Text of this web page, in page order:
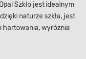
Szkło jest idealnym
naturze szkła, jest
hartowania, wyróżnia